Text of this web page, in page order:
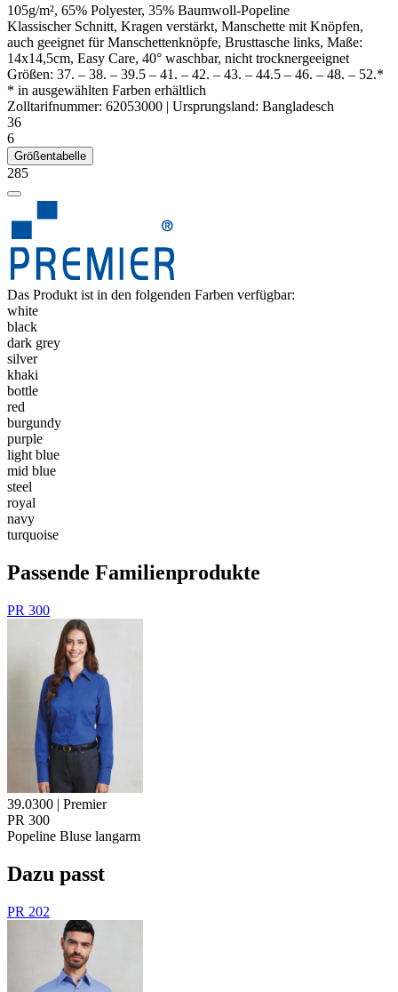
105g/m², 65% Polyester, 35% Baumwoll-Popeline
Klassischer Schnitt, Kragen verstärkt, Manschette mit Knöpfen,
auch geeignet für Manschettenknöpfe, Brusttasche links, Maße:
14x14,5cm, Easy Care, 40° waschbar, nicht trocknergeeignet
Größen: 37. – 38. – 39.5 – 41. – 42. – 43. – 44.5 – 46. – 48. – 52.*
* in ausgewählten Farben erhältlich
Zolltarifnummer: 62053000 | Ursprungsland: Bangladesch
36
6
Größentabelle
285
Das Produkt ist in den folgenden Farben verfügbar:
white
black
dark grey
silver
khaki
bottle
red
burgundy
purple
light blue
mid blue
steel
royal
navy
turquoise
Passende Familienprodukte
PR 300
39.0300 | Premier
PR 300
Popeline Bluse langarm
Dazu passt
PR 202